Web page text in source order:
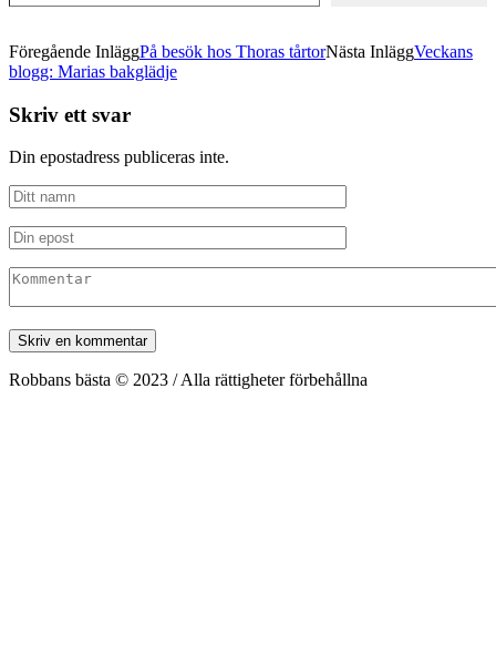
Föregående InläggPå besök hos Thoras tårtorNästa InläggVeckans
blogg: Marias bakglädje
Skriv ett svar
Din epostadress publiceras inte.
Robbans bästa © 2023 / Alla rättigheter förbehållna